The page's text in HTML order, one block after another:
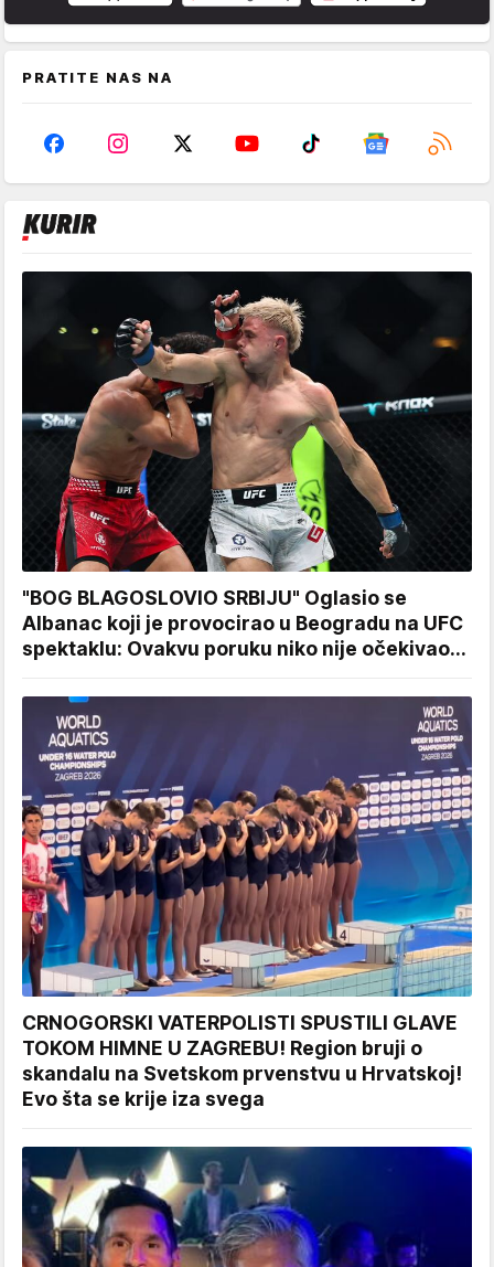
PRATITE NAS NA
"BOG BLAGOSLOVIO SRBIJU" Oglasio se
Albanac koji je provocirao u Beogradu na UFC
spektaklu: Ovakvu poruku niko nije očekivao...
CRNOGORSKI VATERPOLISTI SPUSTILI GLAVE
TOKOM HIMNE U ZAGREBU! Region bruji o
skandalu na Svetskom prvenstvu u Hrvatskoj!
Evo šta se krije iza svega